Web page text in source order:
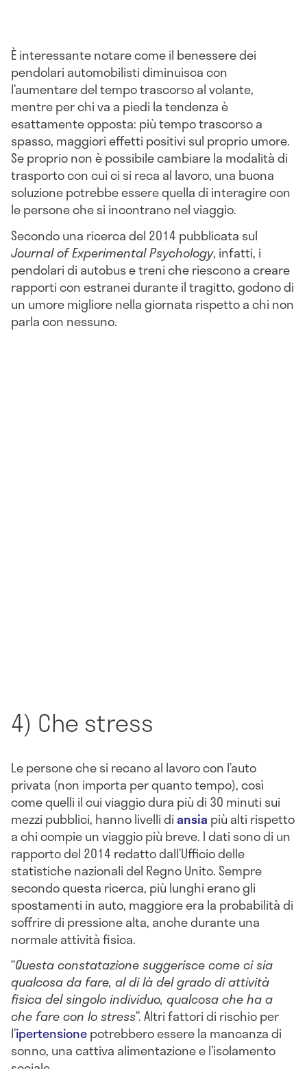
È interessante notare come il benessere dei
pendolari automobilisti diminuisca con
l’aumentare del tempo trascorso al volante,
mentre per chi va a piedi la tendenza è
esattamente opposta: più tempo trascorso a
spasso, maggiori effetti positivi sul proprio umore.
Se proprio non è possibile cambiare la modalità di
trasporto con cui ci si reca al lavoro, una buona
soluzione potrebbe essere quella di interagire con
le persone che si incontrano nel viaggio.
Secondo una ricerca del 2014 pubblicata sul
Journal of Experimental Psychology, infatti, i
pendolari di autobus e treni che riescono a creare
rapporti con estranei durante il tragitto, godono di
un umore migliore nella giornata rispetto a chi non
parla con nessuno.
4) Che stress
Le persone che si recano al lavoro con l’auto
privata (non importa per quanto tempo), così
come quelli il cui viaggio dura più di 30 minuti sui
mezzi pubblici, hanno livelli diansia più alti rispetto
a chi compie un viaggio più breve. I dati sono di un
rapporto del 2014 redatto dall’Ufficio delle
statistiche nazionali del Regno Unito. Sempre
secondo questa ricerca, più lunghi erano gli
spostamenti in auto, maggiore era la probabilità di
soffrire di pressione alta, anche durante una
normale attività fisica.
“Questa constatazione suggerisce come ci sia
qualcosa da fare, al di là del grado di attività
fisica del singolo individuo, qualcosa che ha a
che fare con lo stress”. Altri fattori di rischio per
l’ipertensionepotrebbero essere la mancanza di
sonno, una cattiva alimentazione e l’isolamento